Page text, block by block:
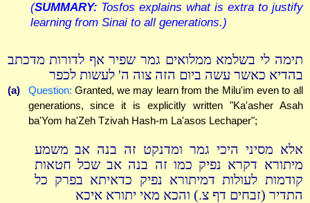
(SUMMARY: Tosfos explains what is extra to justify
learning from Sinai to all generations.)
תימה לי בשלמא ממלואים גמר שפיר אף לדורות מדכתב
בהדיא כאשר עשה ביום הזה צוה ה' לעשות לכפר
(a) Question: Granted, we may learn from the Milu'im even to all
generations, since it is explicitly written "Ka'asher Asah
ba'Yom ha'Zeh Tzivah Hash-m La'asos Lechaper";
אלא מסיני היכי גמר ומדנקט זה בנה אב משמע
מיתורא דקרא נפיק כמו זה בנה אב שכל חטאות
קודמות לעולות דמיתורא נפיק כדאיתא בפרק כל
התדיר (זבחים דף צ.) והכא מאי יתורא איכא